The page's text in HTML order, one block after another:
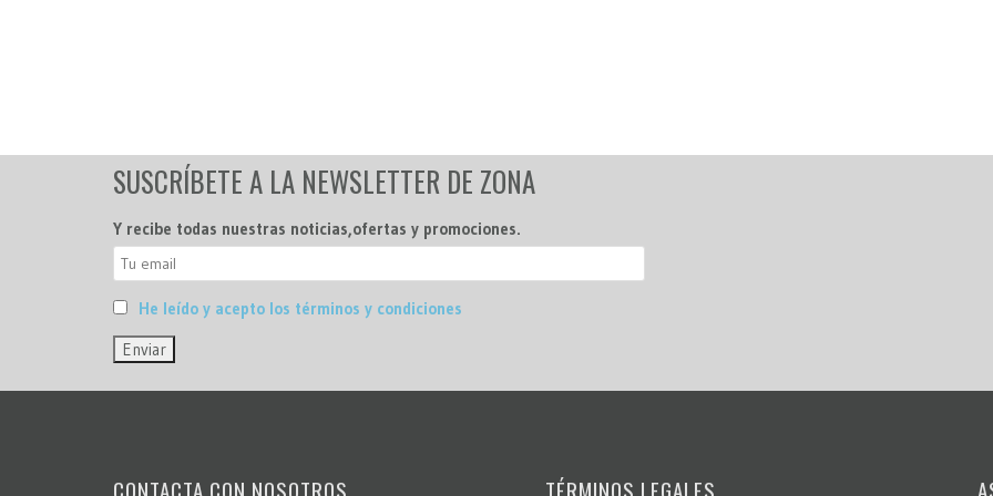
SUSCRÍBETE A LA NEWSLETTER DE ZONA
Y recibe todas nuestras noticias,ofertas y promociones.
He leído y acepto los términos y condiciones
CONTACTA CON NOSOTROS TÉRMINOS LEGALES